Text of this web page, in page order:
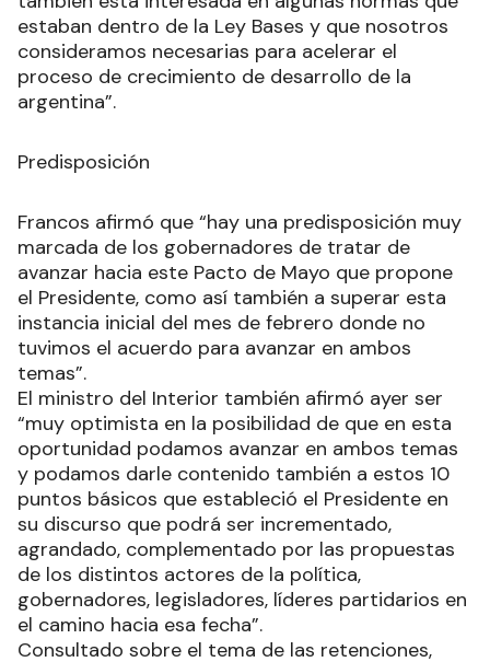
estaban dentro de la Ley Bases y que nosotros
consideramos necesarias para acelerar el
proceso de crecimiento de desarrollo de la
argentina”.
Predisposición
Francos afirmó que “hay una predisposición muy
marcada de los gobernadores de tratar de
avanzar hacia este Pacto de Mayo que propone
el Presidente, como así también a superar esta
instancia inicial del mes de febrero donde no
tuvimos el acuerdo para avanzar en ambos
temas”.
El ministro del Interior también afirmó ayer ser
“muy optimista en la posibilidad de que en esta
oportunidad podamos avanzar en ambos temas
y podamos darle contenido también a estos 10
puntos básicos que estableció el Presidente en
su discurso que podrá ser incrementado,
agrandado, complementado por las propuestas
de los distintos actores de la política,
gobernadores, legisladores, líderes partidarios en
el camino hacia esa fecha”.
Consultado sobre el tema de las retenciones,